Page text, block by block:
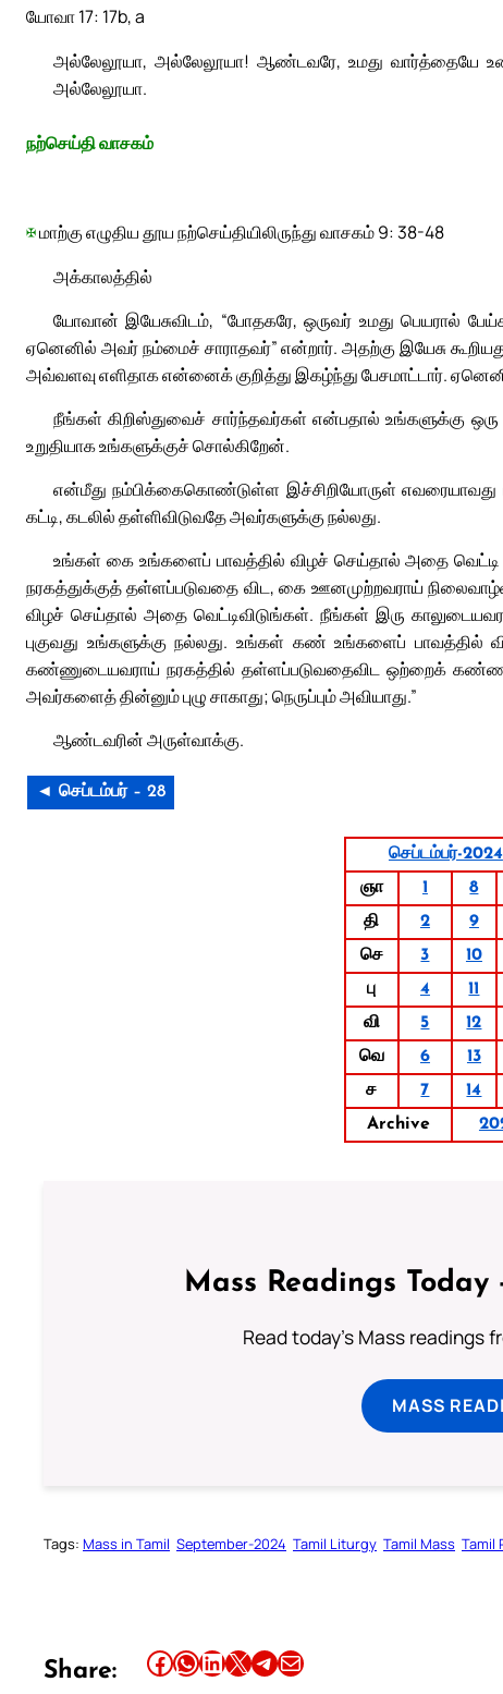
யோவா 17: 17b, a
அல்லேலூயா, அல்லேலூயா! ஆண்டவரே, உமது வார்த்தையே
அல்லேலூயா.
நற்செய்தி வாசகம்
✠மாற்கு எழுதிய தூய நற்செய்தியிலிருந்து வாசகம் 9: 38-48
அக்காலத்தில்
யோவான் இயேசுவிடம், “போதகரே, ஒருவர் உமது பெயரால்
ஏனெனில் அவர் நம்மைச் சாராதவர்” என்றார். அதற்கு இயேசு
அவ்வளவு எளிதாக என்னைக் குறித்து இகழ்ந்து பேசமாட்டார்.
நீங்கள் கிறிஸ்துவைச் சார்ந்தவர்கள் என்பதால் உங்களுக்கு
உறுதியாக உங்களுக்குச் சொல்கிறேன்.
என்மீது நம்பிக்கைகொண்டுள்ள இச்சிறியோருள்
கட்டி, கடலில் தள்ளிவிடுவதே அவர்களுக்கு நல்லது.
உங்கள் கை உங்களைப் பாவத்தில் விழச் செய்தால் அதை
நரகத்துக்குத் தள்ளப்படுவதை விட, கை ஊனமுற்றவராய்
விழச் செய்தால் அதை வெட்டிவிடுங்கள். நீங்கள் இரு
புகுவது உங்களுக்கு நல்லது. உங்கள் கண் உங்களைப் பாவத்தில்
கண்ணுடையவராய் நரகத்தில் தள்ளப்படுவதைவிட ஒற்றைக்
அவர்களைத் தின்னும் புழு சாகாது; நெருப்பும் அவியாது.”
ஆண்டவரின் அருள்வாக்கு.
◄ செப்டம்பர் – 28
செப்டம்பர்-2024
ஞா
1 8
தி
2 9
செ
3 10
பு
4 11
வி
5 12
வெ
6 13
ச
7 14
Archive
Mass Readings
Read today's Mass readings
MASS
Tags: Mass in Tamil September-2024 Tamil Liturgy Tamil Mass Tamil
Share: Share this article on Facebook Share this article on WhatsApp Share this article on LinkedIn Share this article on X Share this article on TelegramEmail this Article